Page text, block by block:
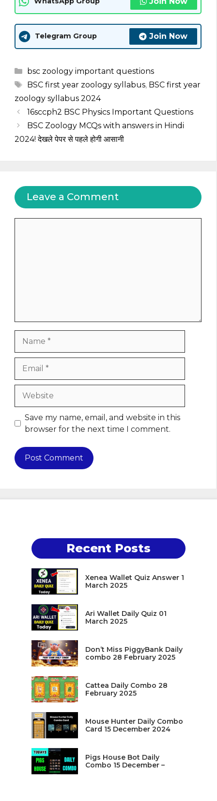
Telegram Group Join Now
Categories
bsc zoology important questions
Tags
BSC first year zoology syllabus, BSC first year
zoology syllabus 2024
16sccph2 BSC Physics Important Questions
BSC Zoology MCQs with answers in Hindi
2024! देखले पेपर से पहले होगी आसानी
Leave a Comment
Save my name, email, and website in this
browser for the next time I comment.
Recent Posts
Xenea Wallet Quiz Answer 1
March 2025
Ari Wallet Daily Quiz 01
March 2025
Don’t Miss PiggyBank Daily
combo 28 February 2025
Cattea Daily Combo 28
February 2025
Mouse Hunter Daily Combo
Card 15 December 2024
Pigs House Bot Daily
Combo 15 December –